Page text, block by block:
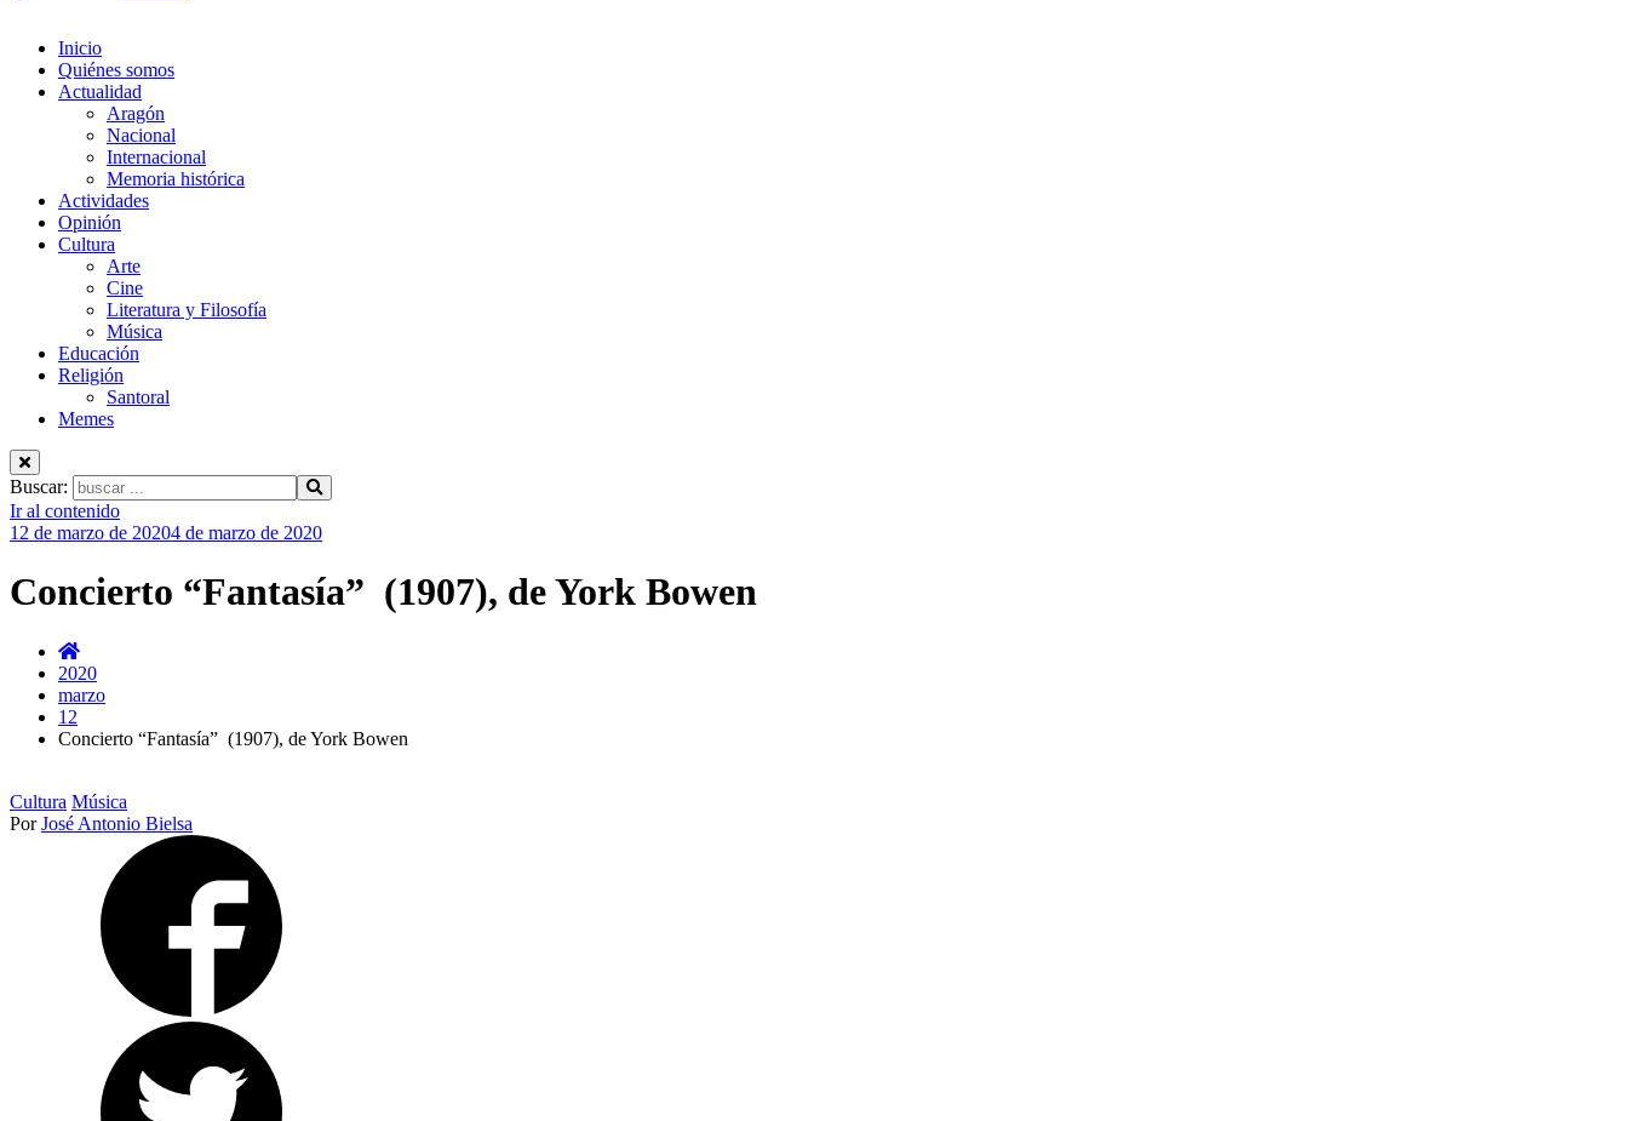
Inicio
Quiénes somos
Actualidad
Aragón
Nacional
Internacional
Memoria histórica
Actividades
Opinión
Cultura
Arte
Cine
Literatura y Filosofía
Música
Educación
Religión
Santoral
Memes
Buscar:
Ir al contenido
12 de marzo de 20204 de marzo de 2020
Concierto “Fantasía” (1907), de York Bowen
2020
marzo
12
Concierto “Fantasía” (1907), de York Bowen
Cultura Música
PorJosé Antonio Bielsa